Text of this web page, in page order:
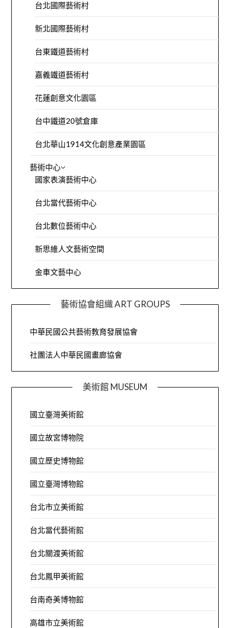
台北國際藝術村
新北國際藝術村
台東鐵道藝術村
嘉義鐵道藝術村
花蓮創意文化園區
台中鐵道20號倉庫
台北華山1914文化創意產業園區
藝術中心
國家表演藝術中心
台北當代藝術中心
台北數位藝術中心
新思維人文藝術空間
金車文藝中心
藝術協會組織 ART GROUPS
中華民國公共藝術教育發展協會
社團法人中華民國畫廊協會
美術館 MUSEUM
國立臺灣美術館
國立故宮博物院
國立歷史博物館
國立臺灣博物館
台北市立美術館
台北當代藝術館
台北關渡美術館
台北鳳甲美術館
台南奇美博物館
高雄市立美術館